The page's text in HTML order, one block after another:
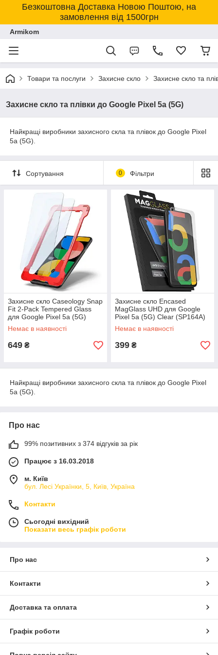
Безкоштовна Доставка Новою Поштою, на
замовлення від 1500грн
Armikom
Товари та послуги Захисне скло Захисне скло та
Захисне скло та плівки до Google Pixel 5a (5G)
Найкращі виробники захисного скла та плівок до Google Pixel
5a (5G).
Сортування 0 Фільтри
Захисне скло Caseology Snap
Fit 2-Pack Tempered Glass
для Google Pixel 5a (5G)
Clear (AGL03358)
Немає в наявності
649 ₴
Захисне скло Encased
MagGlass UHD для Google
Pixel 5a (5G) Clear (SP164A)
Немає в наявності
399 ₴
Найкращі виробники захисного скла та плівок до Google Pixel
5a (5G).
Про нас
99% позитивних з 374 відгуків за рік
Працює з 16.03.2018
м. Київ
бул. Лесі Українки, 5, Київ, Україна
Контакти
Сьогодні вихідний
Показати весь графік роботи
Про нас
Контакти
Доставка та оплата
Графік роботи